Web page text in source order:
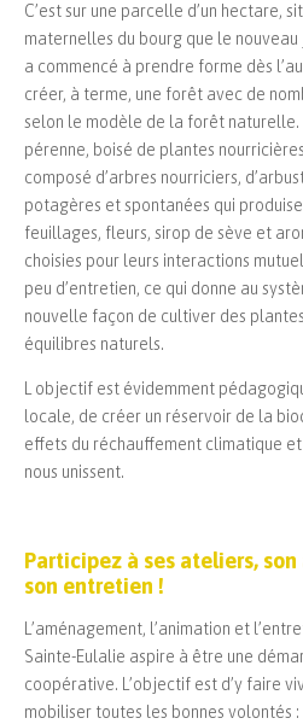
C’est sur une parcelle d’un hectare,
maternelles du bourg que le
a commencé à prendre forme dès
créer, à terme, une forêt avec de
selon le modèle de la forêt naturelle.
pérenne, boisé de plantes
composé d’arbres nourriciers,
potagères et spontanées qui
feuillages, fleurs, sirop de sève et
choisies pour leurs interactions
peu d’entretien, ce qui donne au
nouvelle façon de cultiver des
équilibres naturels.
L objectif est évidemment
locale, de créer un réservoir de la
effets du réchauffement climatique
nous unissent.
Participez à ses ateliers,
son entretien !
L’aménagement, l’animation et
Sainte-Eulalie aspire à être une
coopérative. L’objectif est d’y faire
mobiliser toutes les bonnes volontés